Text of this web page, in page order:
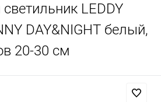
LEDDY
DAY&NIGHT белый,
20-30 см